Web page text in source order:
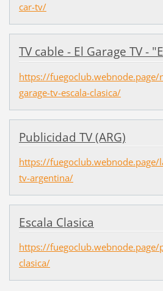
car-tv/
TV cable - El Garage TV -
https://fuegoclub.webnode.page/
garage-tv-escala-clasica/
Publicidad TV (ARG)
https://
tv-argentina/
Escala Clasica
https://fuegoclub.webnode.page/
clasica/